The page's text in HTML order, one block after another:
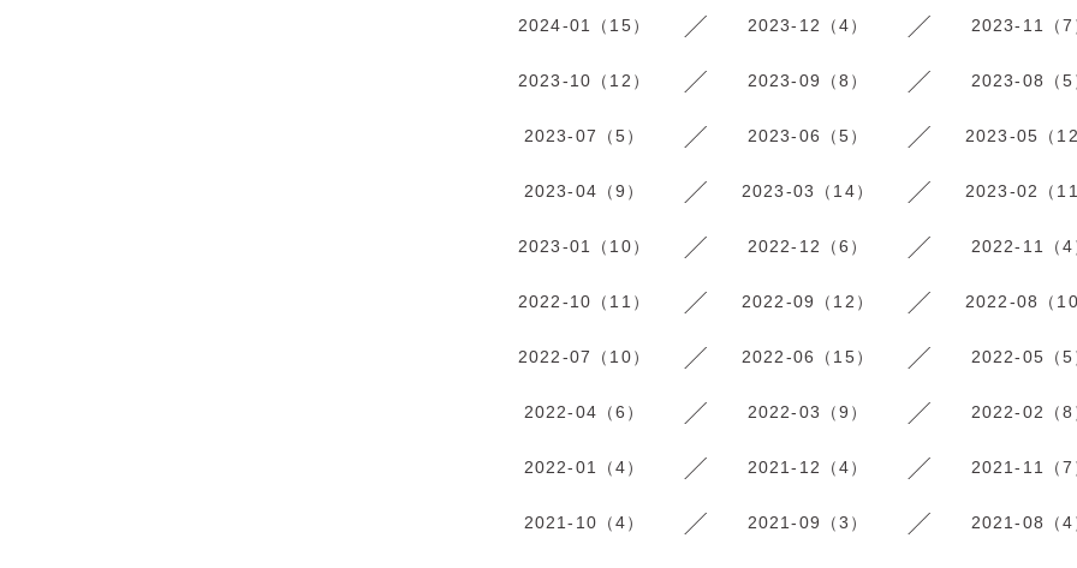
2024-01（15） 2023-12（4） 2023-11（7
2023-10（12） 2023-09（8） 2023-08（5
2023-07（5） 2023-06（5） 2023-05（12
2023-04（9） 2023-03（14） 2023-02（11
2023-01（10） 2022-12（6） 2022-11（4
2022-10（11） 2022-09（12） 2022-08（10
2022-07（10） 2022-06（15） 2022-05（5
2022-04（6） 2022-03（9） 2022-02（8
2022-01（4） 2021-12（4） 2021-11（7
2021-10（4） 2021-09（3） 2021-08（4